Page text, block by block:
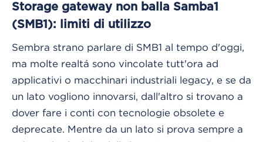
Storage gateway non balla Samba1
(SMB1): limiti di utilizzo
Sembra strano parlare di SMB1 al tempo d'oggi,
ma molte realtá sono vincolate tutt'ora ad
applicativi o macchinari industriali legacy, e se da
un lato vogliono innovarsi, dall'altro si trovano a
dover fare i conti con tecnologie obsolete e
deprecate. Mentre da un lato si prova sempre a